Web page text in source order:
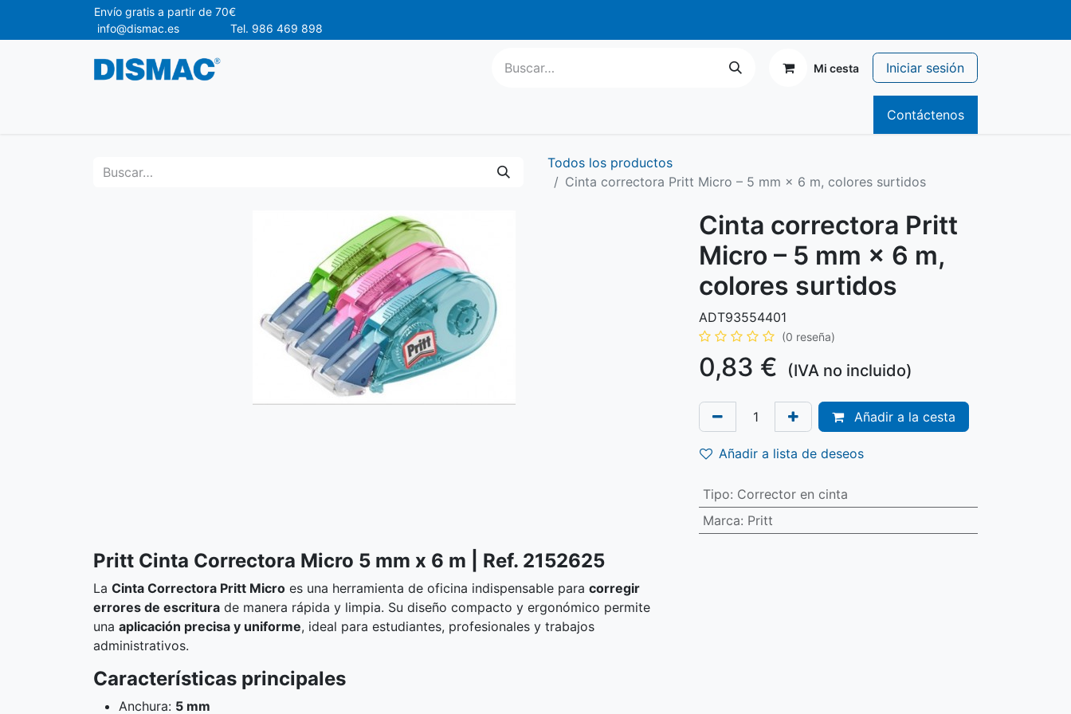
Envío gratis a partir de 70€
info@dismac.es Tel. 986 469 898
Mi cesta Iniciar sesión
Contáctenos
Todos los productos
Cinta correctora Pritt Micro – 5 mm × 6 m, colores surtidos
Pritt Cinta Correctora Micro 5 mm x 6 m | Ref. 2152625
La Cinta Correctora Pritt Micro es una herramienta de oficina indispensable para corregir
errores de escritura de manera rápida y limpia. Su diseño compacto y ergonómico permite
una aplicación precisa y uniforme, ideal para estudiantes, profesionales y trabajos
administrativos.
Características principales
Anchura: 5 mm
Cinta correctora Pritt
Micro – 5 mm × 6 m,
colores surtidos
ADT93554401
(0 reseña)
0,83 € (IVA no incluido)
Añadir a la cesta
Añadir a lista de deseos
Tipo: Corrector en cinta
Marca: Pritt